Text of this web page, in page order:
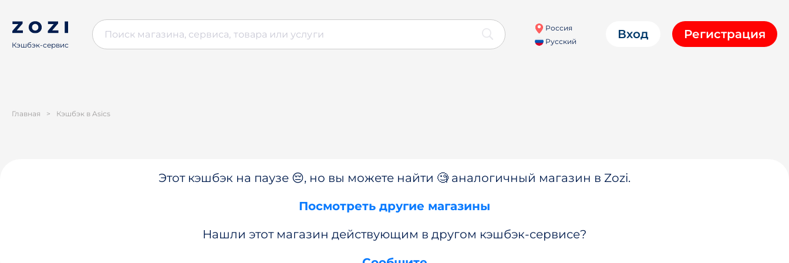
Кэшбэк-сервис
Россия
Русский
Вход Регистрация
Главная > Кэшбэк в Asics
Этот кэшбэк на паузе 😔, но вы можете найти 🧐 аналогичный магазин в Zozi.
Посмотреть другие магазины
Нашли этот магазин действующим в другом кэшбэк-сервисе?